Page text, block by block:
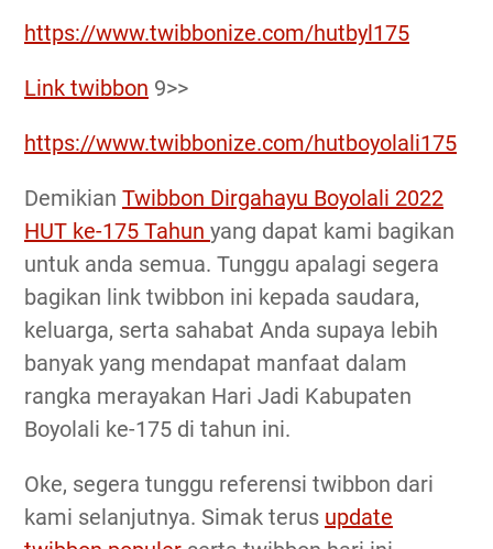
https://www.twibbonize.com/hutbyl175
Link twibbon 9>>
https://www.twibbonize.com/hutboyolali175
Demikian Twibbon Dirgahayu Boyolali 2022
HUT ke-175 Tahun yang dapat kami bagikan
untuk anda semua. Tunggu apalagi segera
bagikan link twibbon ini kepada saudara,
keluarga, serta sahabat Anda supaya lebih
banyak yang mendapat manfaat dalam
rangka merayakan Hari Jadi Kabupaten
Boyolali ke-175 di tahun ini.
Oke, segera tunggu referensi twibbon dari
kami selanjutnya. Simak terus update